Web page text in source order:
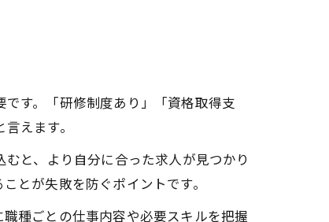
す。「研修制度あり」「資格取得支
えます。
と、より自分に合った求人が見つかり
とが失敗を防ぐポイントです。
種ごとの仕事内容や必要スキルを把握